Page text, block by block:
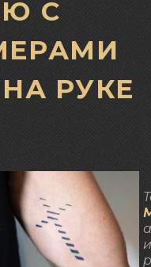
С
РУКЕ
и